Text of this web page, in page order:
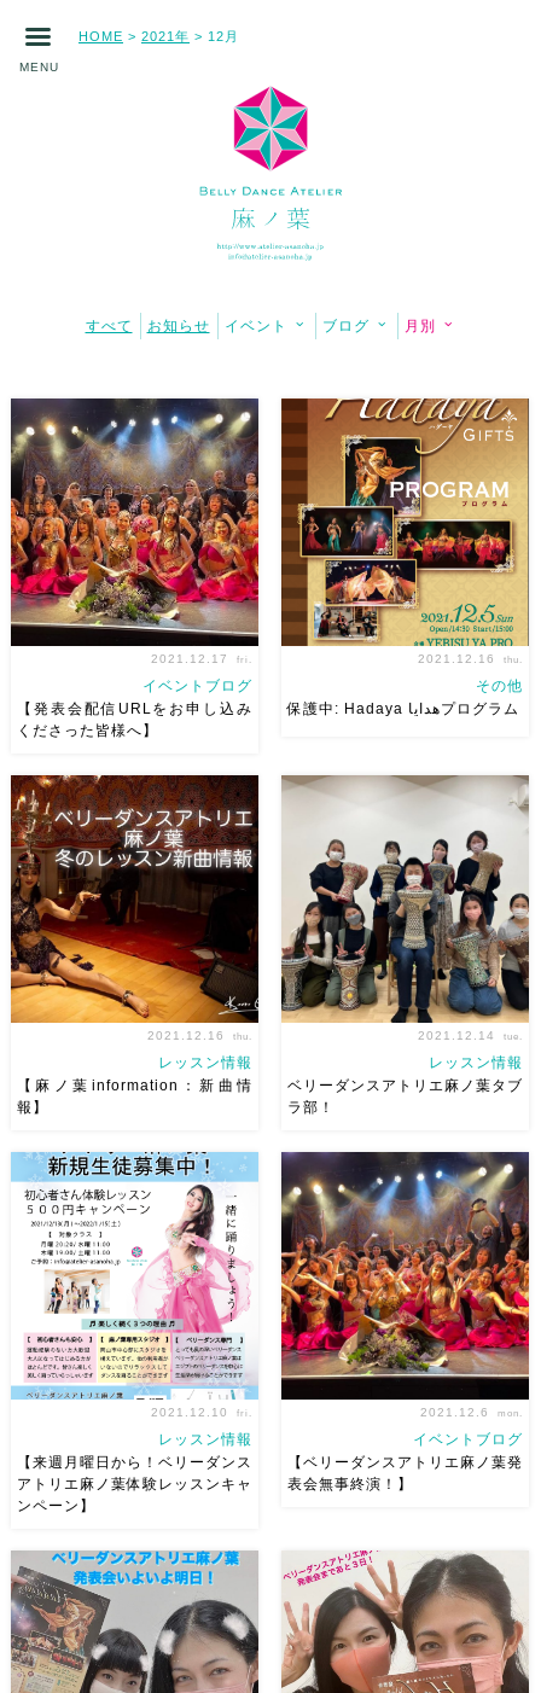
MENU
HOME > 2021年 > 12月
すべて お知らせ イベント ブログ 月別
本日、配信URLを
info.atelier.asanoha@gmail.com
よりお送りいたしました！ ま
だ届いていない方は、一度迷惑
メールボックスをご確認の上、
見つからない場合はご連絡くだ
さいま […]
2021.12.17 fri.
イベントブログ
【発表会配信URLをお申し込み
くださった皆様へ】
この投稿はパスワードで保護さ
れているため抜粋文はありませ
2021.12.16 thu.
その他
保護中: Hadaya هداياプログラム
こんにちは！新曲情報です♬
ちょっと話していたものと違う
ものもありますが （いつもの
ことでごめん） どれもよい曲
なので、来週から楽しく踊って
いきましょー！ お久しぶりの
方の復帰、大歓迎です♡ 【新
曲詳 […]
2021.12.16 thu.
レッスン情報
【麻ノ葉information：新曲情
報】
ベリーダンスアトリエ麻ノ葉タ
ブラ部！ Yuta Sugihara先生よ
ろしくお願いします
今回初
めてだった子をのぞいて みん
なマイタブラfrom Jaliさん♪ み
んなかわいー
ゆっくりペー
スで […]
2021.12.14 tue.
レッスン情報
ベリーダンスアトリエ麻ノ葉タブ
ラ部！
スタートします！！ ベリーダ
ンス初心者さん ダンス初心者
さん 運動経験ない方 大歓迎で
す まずは体験にお越しくださ
い お問い合わせは コチラ へ 又
はinfo.atel […]
2021.12.10 fri.
レッスン情報
【来週月曜日から！ベリーダンス
アトリエ麻ノ葉体験レッスンキャ
ンペーン】
表会無事終演！ 皆さま本当に
本当にありがとうございまし
た！ お客様が本当に暖かくて
生徒のみんなはそれぞれ綺麗で
キラキラ可愛くて 本当に幸せ
な時間でした！ 最後皆さん一
2021.12.6 mon.
イベントブログ
【ベリーダンスアトリエ麻ノ葉発
表会無事終演！】